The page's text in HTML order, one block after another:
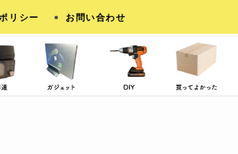
リシー お問い合わせ